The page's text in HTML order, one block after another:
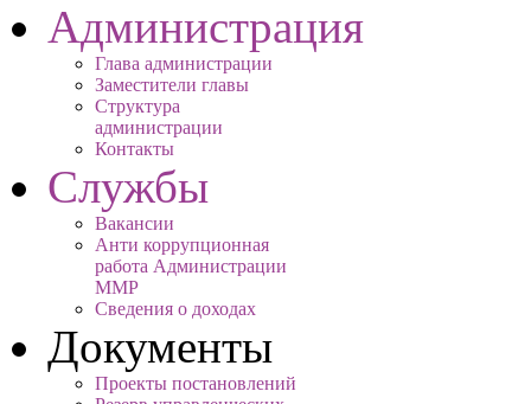
Администрация
Глава администрации
Заместители главы
Структура
администрации
Контакты
Службы
Вакансии
Анти коррупционная
работа Администрации
ММР
Сведения о доходах
Документы
Проекты постановлений